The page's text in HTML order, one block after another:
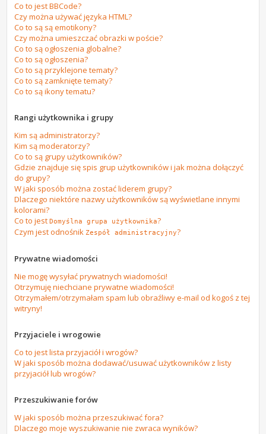
Co to jest BBCode?
Czy można używać języka HTML?
Co to są są emotikony?
Czy można umieszczać obrazki w poście?
Co to są ogłoszenia globalne?
Co to są ogłoszenia?
Co to są przyklejone tematy?
Co to są zamknięte tematy?
Co to są ikony tematu?
Rangi użytkownika i grupy
Kim są administratorzy?
Kim są moderatorzy?
Co to są grupy użytkowników?
Gdzie znajduje się spis grup użytkowników i jak można dołączyć
do grupy?
W jaki sposób można zostać liderem grupy?
Dlaczego niektóre nazwy użytkowników są wyświetlane innymi
kolorami?
Co to jestDomyślna grupa użytkownika?
Czym jest odnośnikZespół administracyjny?
Prywatne wiadomości
Nie mogę wysyłać prywatnych wiadomości!
Otrzymuję niechciane prywatne wiadomości!
Otrzymałem/otrzymałam spam lub obraźliwy e-mail od kogoś z tej
witryny!
Przyjaciele i wrogowie
Co to jest lista przyjaciół i wrogów?
W jaki sposób można dodawać/usuwać użytkowników z listy
przyjaciół lub wrogów?
Przeszukiwanie forów
W jaki sposób można przeszukiwać fora?
Dlaczego moje wyszukiwanie nie zwraca wyników?